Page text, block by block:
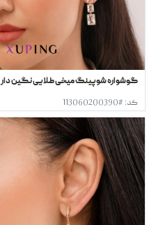
گوشواره شوپینگ میخی طلایی نگین دار
کد: #113060200390